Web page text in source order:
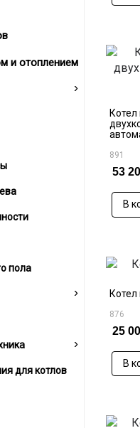
и отоплением
›
пола
›
›
для котлов
891
53
В
Котел
876
25
В